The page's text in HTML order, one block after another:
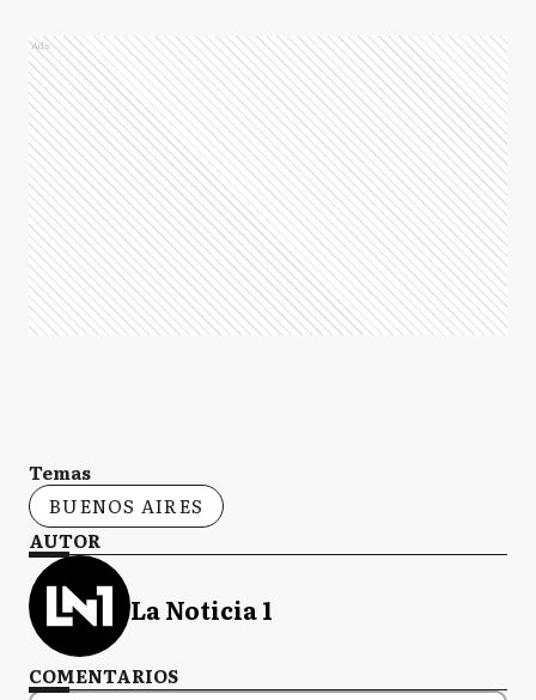
Ads
Temas
BUENOS AIRES
AUTOR
La Noticia 1
COMENTARIOS